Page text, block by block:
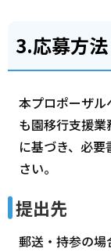
3.応募方法
本プロポーザ
も園移行支援業
に基づき、必
さい。
提出先
郵送・持参の